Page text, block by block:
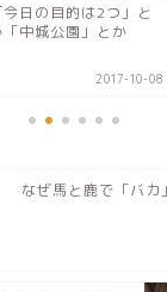
今日の目的は2つ」と
「中城公園」とか
2017-10-08
なぜ馬と鹿で「バカ